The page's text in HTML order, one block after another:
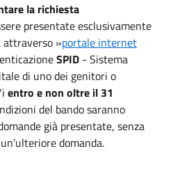
la richiesta
presentate esclusivamente
»portale internet
SPID - Sistema
di uno dei genitori o
entro e non oltre il 31
del bando saranno
già presentate, senza
domanda.